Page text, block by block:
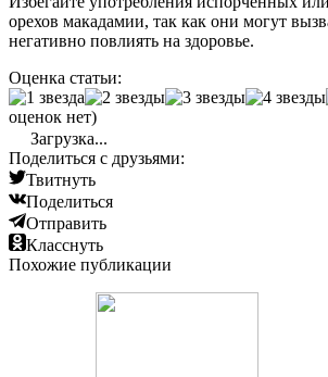
орехов макадамии, так как они могут
негативно повлиять на здоровье.
Оценка статьи:
оценок нет)
Загрузка...
Поделиться с друзьями:
Твитнуть
Поделиться
Отправить
Класснуть
Похожие публикации